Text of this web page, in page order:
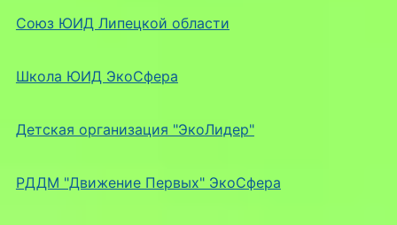
Союз ЮИД Липецкой области
Школа ЮИД ЭкоСфера
Детская организация "ЭкоЛидер"
РДДМ "Движение Первых" ЭкоСфера